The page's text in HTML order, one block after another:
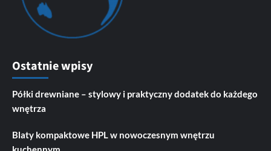
Ostatnie wpisy
Półki drewniane – stylowy i praktyczny dodatek do każdego
wnętrza
Blaty kompaktowe HPL w nowoczesnym wnętrzu